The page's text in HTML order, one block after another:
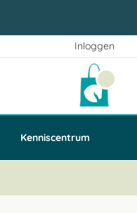
Inloggen
Kenniscentrum